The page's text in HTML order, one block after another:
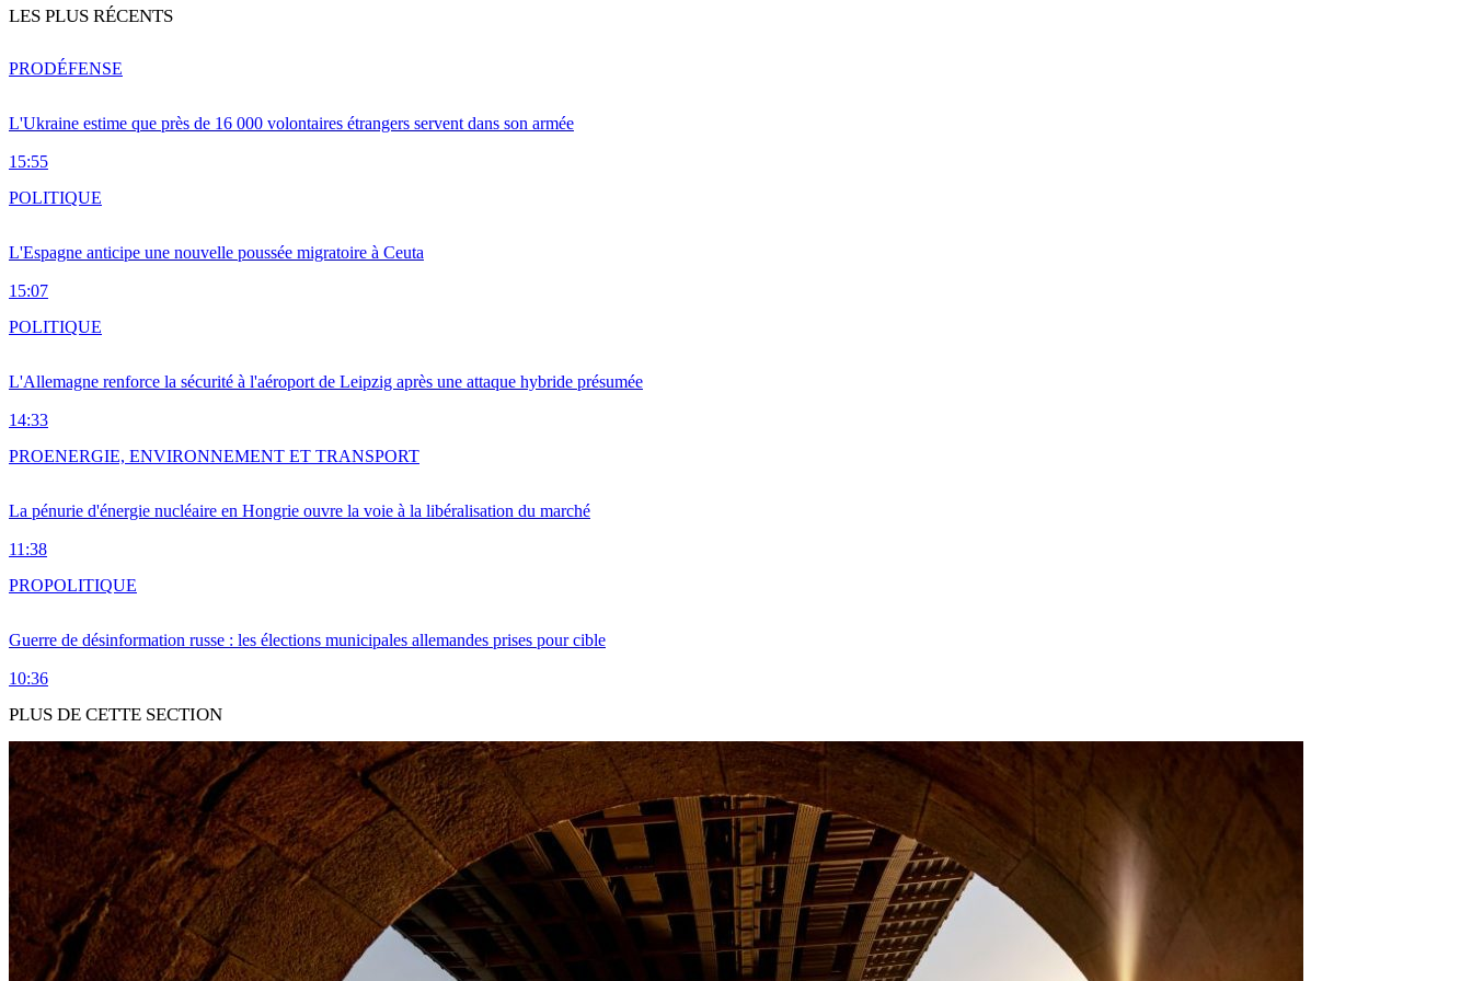
LES PLUS RÉCENTS
L'Ukraine estime que près de 16 000 volontaires étrangers servent dans son armée
15:55
PRODÉFENSE
L'Espagne anticipe une nouvelle poussée migratoire à Ceuta
15:07
POLITIQUE
L'Allemagne renforce la sécurité à l'aéroport de Leipzig après une attaque hybride présumée
14:33
POLITIQUE
La pénurie d'énergie nucléaire en Hongrie ouvre la voie à la libéralisation du marché
11:38
PROENERGIE, ENVIRONNEMENT ET TRANSPORT
Guerre de désinformation russe : les élections municipales allemandes prises pour cible
10:36
PROPOLITIQUE
PLUS DE CETTE SECTION